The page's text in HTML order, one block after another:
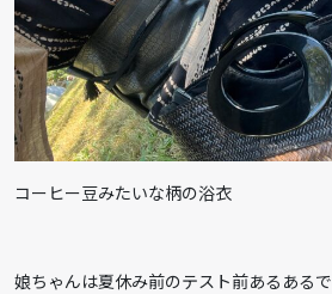
コーヒー豆みたいな柄の浴衣
娘ちゃんは夏休み前のテスト前あるあるで